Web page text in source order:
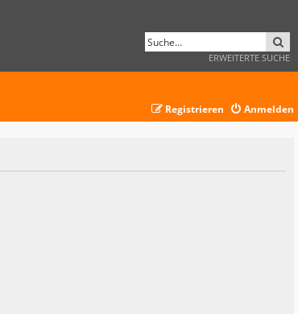
ERWEITERTE SUCHE
Anmelden
Registrieren